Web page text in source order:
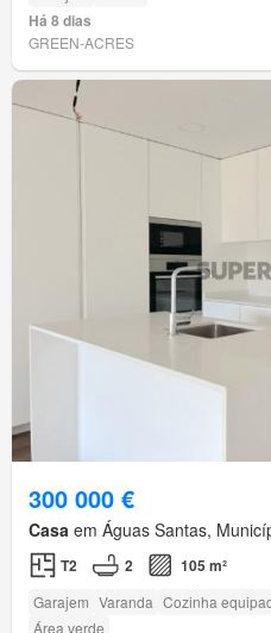
Há 8 dias
GREEN-ACRES
300 000 €
Casa em Águas Santas,
T2 2 105 m²
Garajem Varanda Cozinha
Área verde